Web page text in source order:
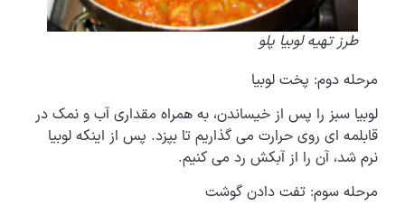
طرز تهیه لوبیا پلو
مرحله دوم: پخت لوبیا
لوبیا سبز را پس از خیساندن، به همراه مقداری آب و نمک در
قابلمه ای روی حرارت می گذاریم تا بپزد. پس از اینکه لوبیا
نرم شد، آن را از آبکش رد می کنیم.
مرحله سوم: تفت دادن گوشت